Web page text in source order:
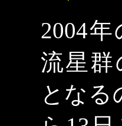
2004
流星
となる